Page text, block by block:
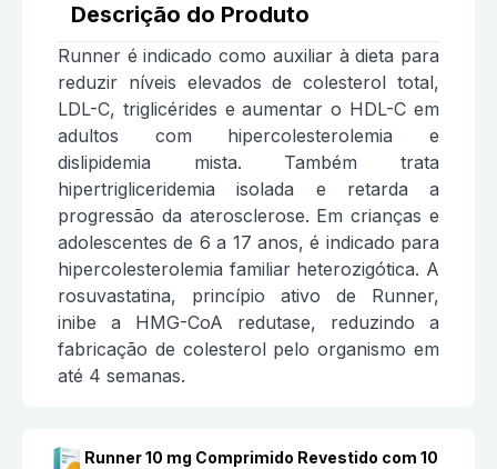
Descrição do Produto
Runner é indicado como auxiliar à dieta para
reduzir níveis elevados de colesterol total,
LDL-C, triglicérides e aumentar o HDL-C em
adultos com hipercolesterolemia e
dislipidemia mista. Também trata
hipertrigliceridemia isolada e retarda a
progressão da aterosclerose. Em crianças e
adolescentes de 6 a 17 anos, é indicado para
hipercolesterolemia familiar heterozigótica. A
rosuvastatina, princípio ativo de Runner,
inibe a HMG-CoA redutase, reduzindo a
fabricação de colesterol pelo organismo em
até 4 semanas.
Runner 10 mg Comprimido Revestido com 10